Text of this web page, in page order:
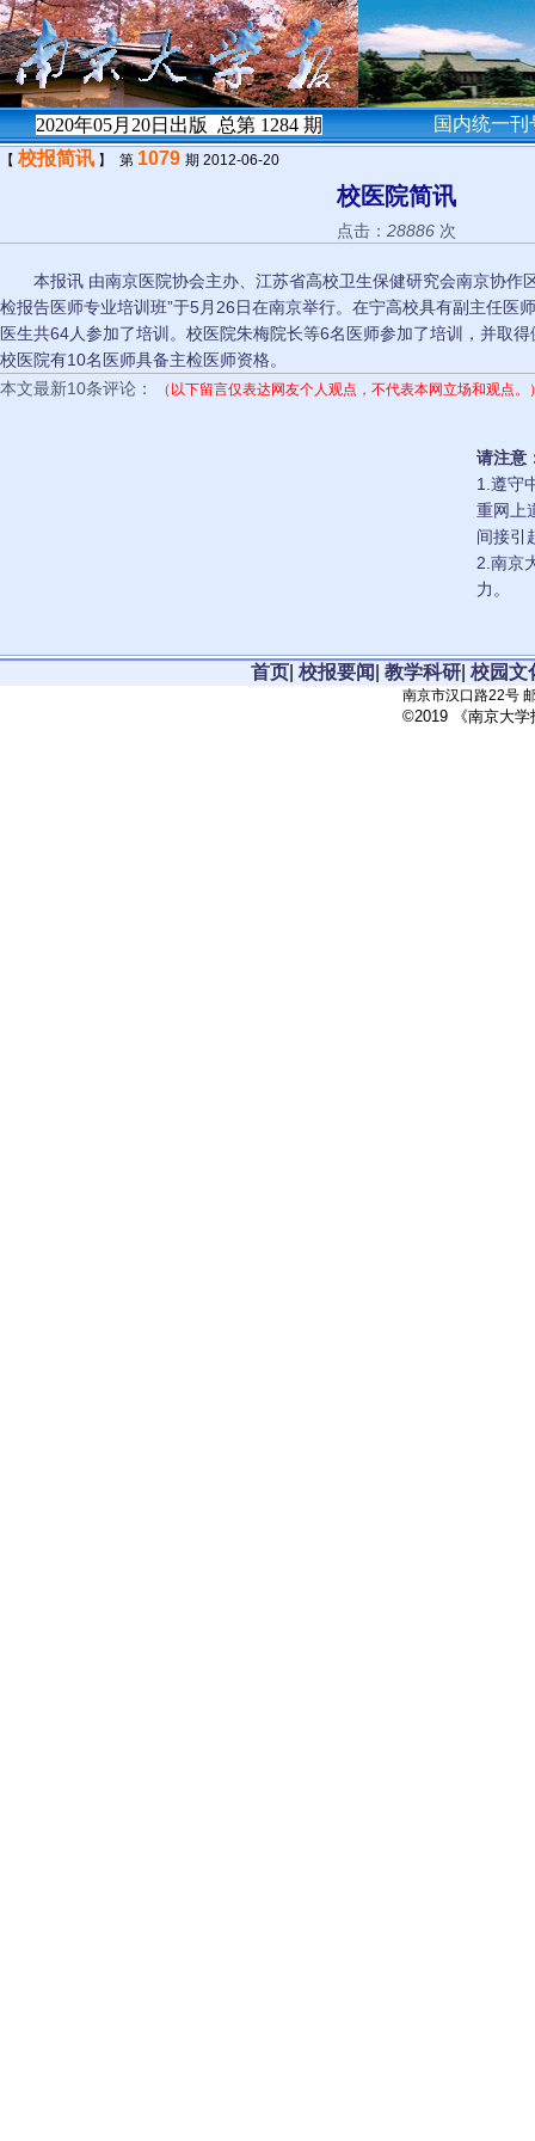
2020年05月20日出版 总第 1284 期 国内统一
【 校报简讯 】 第 1079 期 2012-06-20
校医院简讯
点击：28886 次
本报讯 由南京医院协会主办、江苏省高校卫生保健研究会南京协作
检报告医师专业培训班”于5月26日在南京举行。在宁高校具有副主任医
医生共64人参加了培训。校医院朱梅院长等6名医师参加了培训，并取
校医院有10名医师具备主检医师资格。
本文最新10条评论：
（以下留言仅表达网友个人观点，不代表本网立场和观点。
请注意
1.遵守
重网上
间接引
2.南京
力。
首页 校报要闻 教学科研 校园文
南京市汉口路22号
©2019 《南京大